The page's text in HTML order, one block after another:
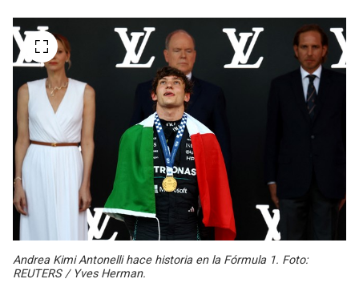
Andrea Kimi Antonelli hace historia en la Fórmula 1. Foto:
REUTERS / Yves Herman.